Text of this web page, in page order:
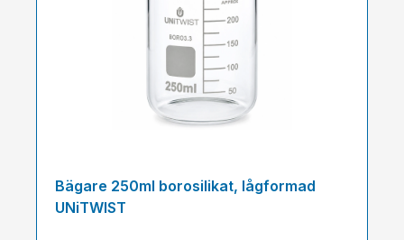
Bägare 250ml borosilikat, lågformad
UNiTWIST